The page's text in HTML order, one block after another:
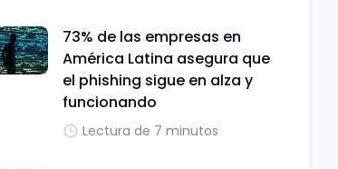
73% de las empresas en
América Latina asegura que
el phishing sigue en alza y
funcionando
Lectura de 7 minutos